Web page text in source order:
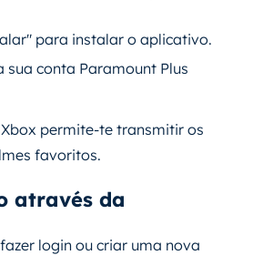
para instalar o aplicativo.
sua conta Paramount Plus
permite-te transmitir os
favoritos.
através da
login ou criar uma nova